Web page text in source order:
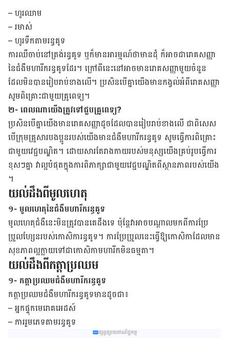
–ហូរ​ឈាម
–រមាស់
–ហូរ​ទឹក​តាម​រន្ធ​គូទ
ការ​ឈឺ​ចាប់​នៅ​ត្រង់​រន្ធ​គូទ ឬ​ក៏​មាន​អារម្មណ៍​ថា​មាន​ដុំ ក៏​អាច​ជារោគ​សញ្ញា​
នៃ​ជំងឺ​មហារីក​រន្ធ​គូទដែរ។ ក្រៅ​ពី​នេះ​នៅ​អាច​មាន​រោគ​សញ្ញា​មួយ​ចំនួន​
ដែល​មិន​បាន​រៀប​រាប់​ខាង​លើ។ ប្រសិន​បើគ្នា​យើង​​មាន​កង្វល់​អំពី​រោគ​សញ្ញា​
សូម​ពិគ្រោះ​ជា​មួយ​គ្រូ​ពេទ្យ។
២- ពេលណាយើង​ត្រូវទៅជួបគ្រូពេទ្យ?
ប្រសិន​បើគ្នា​យើង​​មាន​រោគ​សញ្ញាដូច​​ដែល​បាន​រៀប​រាប់​ខាង​លើ ជា​ពិសេស​
បើ​ក្រុម​គ្រួ​សារ​បង​ប្អូន​របស់​យើង​​មាន​ជំងឺ​មហារីក​រន្ធគូទ ​សូម​ធ្វើ​ការ​ពិគ្រោះ​
ជាមួយ​វេជ្ជបណ្ឌិត។ ដោយ​សារ​តែ​រាង​កាយ​របស់​មនុស្ស​យើង​គ្រប់​រូប​ធ្វើ​ការ​
ខុស​ៗ​គ្នា វា​ល្អ​បំផុត​ក្នុង​ការ​ពិភាក្សា​ជា​មួយ​វេជ្ជបណ្ឌិត​​ពី​ស្ថាន​ភាព​របស់​យើង​
។
យល់ដឹង​ពី​មូល​ហេតុ
១- មូលហេតុនៃជំងឺមហារីករន្ធគូទ
មូល​ហេតុ​​ជំងឺ​នេះ​មិន​ត្រូវ​បាន​គេ​ដឹង​ទេ ប៉ុន្តែ​វា​អាច​បណ្តាល​មក​ពីការ​ប្រែ​
ប្រួល​ហ្សែន​របស់​កោសិកា​រន្ធ​គូទ។ ការ​ប្រែ​ប្រួល​នេះ​ធ្វើ​ឱ្យ​កោសិកា​ដែល​មាន​​
សុខ​ភាព​ល្អ​ក្លាយ​ទៅ​ជា​កោសិកា​មហារីក​មិន​ធម្មតា។
យល់ដឹង​ពី​កត្តា​ប្រឈម
១- កត្តាប្រឈមជំងឺមហារីករន្ធគូទ
កត្តា​ប្រឈម​​ជំងឺ​មហារីក​រន្ធ​គូទមានដូច​ជា៖
–អ្នក​ផ្ទុក​មេរោគ​អេដស៍
– ការ​រួម​ភេទ​តាម​រន្ធ​គូទ
ផ្សព្វផ្សាយពាណិជ្ជកម្ម